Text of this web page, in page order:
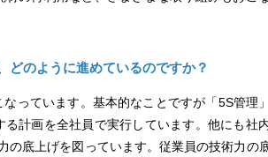
どのように進めているのですか？
っています。基本的なことですが「5S管理
計画を全社員で実行しています。他にも社
の底上げを図っています。従業員の技術力の